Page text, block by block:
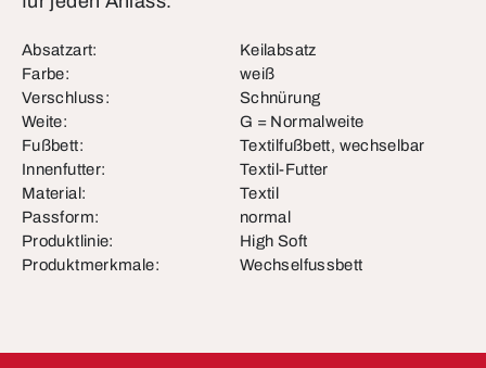
Absatzart:
Keilabsatz
Farbe:
weiß
Verschluss:
Schnürung
Weite:
G = Normalweite
Fußbett:
Textilfußbett, wechselbar
Innenfutter:
Textil-Futter
Material:
Textil
Passform:
normal
Produktlinie:
High Soft
Produktmerkmale:
Wechselfussbett